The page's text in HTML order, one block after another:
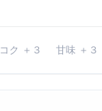
コク ＋３ 甘味 ＋３